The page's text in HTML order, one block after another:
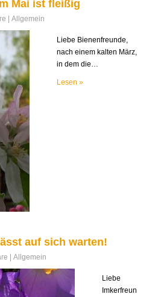
Mai ist fleißig
Allgemein
Liebe Bienenfreunde,
nach einem kalten März,
in dem die…
Lesen »
auf sich warten!
Allgemein
Liebe
Imkerfreun